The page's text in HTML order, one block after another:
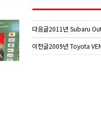
다음글2011년 Subaru
이전글2009년 Toyota